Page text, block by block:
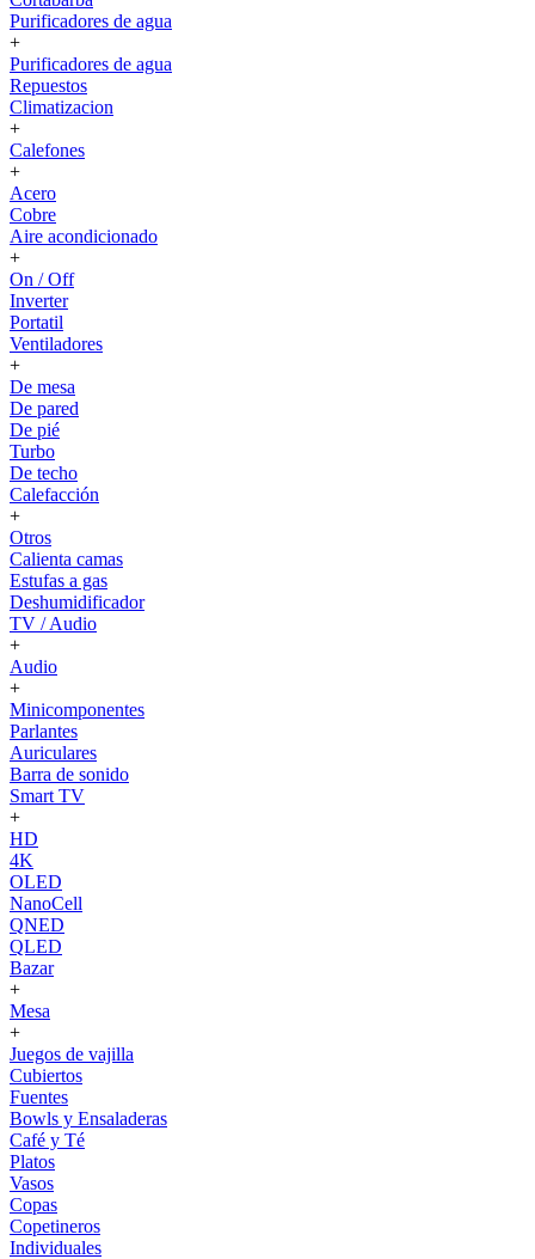
Purificadores de agua
+
Purificadores de agua
Repuestos
Climatizacion
+
Calefones
+
Acero
Cobre
Aire acondicionado
+
On / Off
Inverter
Portatil
Ventiladores
+
De mesa
De pared
De pié
Turbo
De techo
Calefacción
+
Otros
Calienta camas
Estufas a gas
Deshumidificador
TV / Audio
+
Audio
+
Minicomponentes
Parlantes
Auriculares
Barra de sonido
Smart TV
+
HD
4K
OLED
NanoCell
QNED
QLED
Bazar
+
Mesa
+
Juegos de vajilla
Cubiertos
Fuentes
Bowls y Ensaladeras
Café y Té
Platos
Vasos
Copas
Copetineros
Individuales